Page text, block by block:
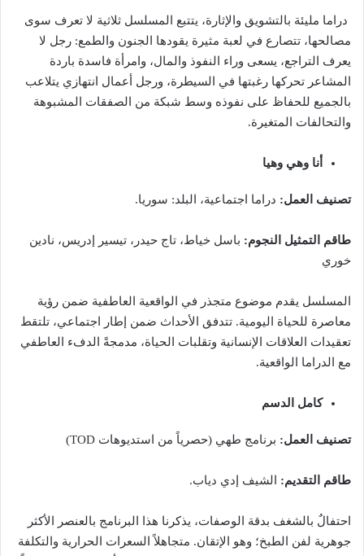
دراما مليئة بالتشويق والإثارة، يتتبع المسلسل ثلاثية لا تعرف سوى
مصالحها، تتصارع في لعبة مثيرة يقودها الجنون والطمع: رجل لا
يعرف التراجع، يسعى وراء النفوذ والمال، وامرأة فاسدة باردة
المشاعر تحركها رغبتها في السيطرة، ورجل أعمال انتهازي يتلاعب
بالجميع للحفاظ على نفوذه وسط شبكة من الصفقات المشبوهة
والتحالفات المتغيرة.
أنا وهي وهيا
تصنيف العمل: دراما اجتماعية، البلد: سوريا.
طاقم التمثيل النجوم: باسل خياط، تاج حيدر، تيسير إدريس، نادين
خوري
المسلسل يقدم موضوع متجذر في الواقعية العاطفية ضمن رؤية
معاصرة للحياة اليومية. تتدفق الأحداث ضمن إطار اجتماعي، تلتقط
تعقيدات العلاقات الإنسانية وتقلبات الحياة، مدمجةً الدفء العاطفي
مع الدراما الواقعية.
كامل الدسم
تصنيف العمل: برنامج طهي (حصرياً من استديوهات TOD)
طاقم التقديم: الشيف إدي دياب.
احتفالٌ بالشغف بدقة الوصفات، يذكرنا هذا البرنامج بالعنصر الأكثر
جوهرية لفن الطبخ؛ وهو الإتقان. متجاهلاً السعرات الحرارية والتكلفة